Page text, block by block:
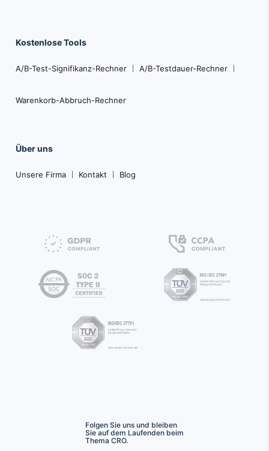
Kostenlose Tools
A/B-Test-Signifikanz-Rechner A/B-Testdauer-Rechner
Warenkorb-Abbruch-Rechner
Über uns
Unsere Firma Kontakt Blog
Folgen Sie uns und bleiben
Sie auf dem Laufenden beim
Thema CRO.